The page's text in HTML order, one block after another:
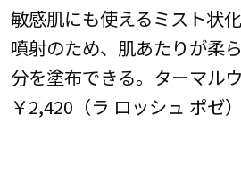
敏感肌にも使えるミスト状
噴射のため、肌あたりが柔
分を塗布できる。ターマル
￥2,420（ラ ロッシュ ポゼ）